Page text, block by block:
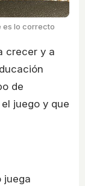
es lo correcto
crecer y a
de
juego y que
juega